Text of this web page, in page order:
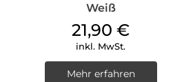
Weiß
21,90€
inkl. MwSt.
Mehr erfahren